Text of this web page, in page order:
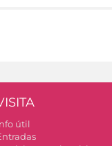
útil